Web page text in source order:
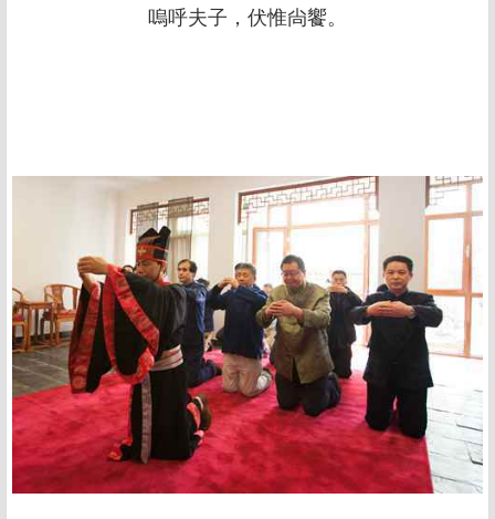
嗚呼夫子，伏惟尙饗。